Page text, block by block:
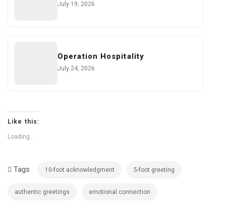
July 19, 2026
Operation Hospitality
July 24, 2026
Like this:
Loading...
Tags 10-foot acknowledgment 5-foot greeting
authentic greetings emotional connection